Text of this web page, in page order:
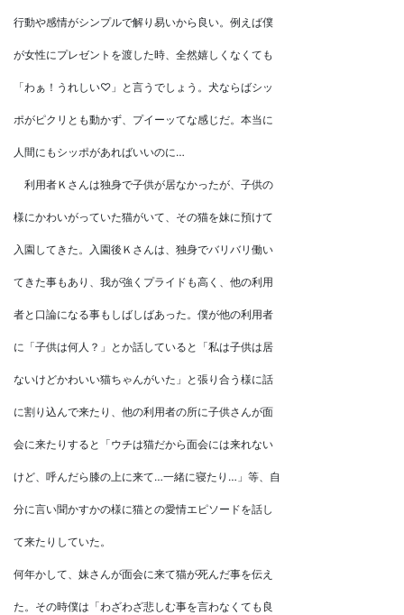
行動や感情がシンプルで解り易いから良い。例えば僕
が女性にプレゼントを渡した時、全然嬉しくなくても
「わぁ！うれしい♡」と言うでしょう。犬ならばシッ
ポがピクリとも動かず、プイーッてな感じだ。本当に
人間にもシッポがあればいいのに…
利用者Ｋさんは独身で子供が居なかったが、子供の
様にかわいがっていた猫がいて、その猫を妹に預けて
入園してきた。入園後Ｋさんは、独身でバリバリ働い
てきた事もあり、我が強くプライドも高く、他の利用
者と口論になる事もしばしばあった。僕が他の利用者
に「子供は何人？」とか話していると「私は子供は居
ないけどかわいい猫ちゃんがいた」と張り合う様に話
に割り込んで来たり、他の利用者の所に子供さんが面
会に来たりすると「ウチは猫だから面会には来れない
けど、呼んだら膝の上に来て…一緒に寝たり…」等、自
分に言い聞かすかの様に猫との愛情エピソードを話し
て来たりしていた。
何年かして、妹さんが面会に来て猫が死んだ事を伝え
た。その時僕は「わざわざ悲しむ事を言わなくても良